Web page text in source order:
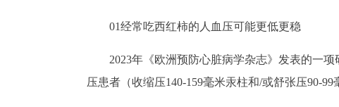
01经常吃西红柿的人血压可能更低更稳
2023年《欧洲预防心脏病学杂志》发表的一
压患者（收缩压140-159毫米汞柱和/或舒张压90-99